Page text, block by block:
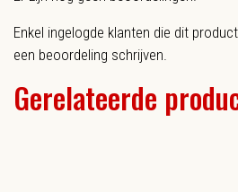
Enkel ingelogde klanten die dit
een beoordeling schrijven.
Gerelateerde